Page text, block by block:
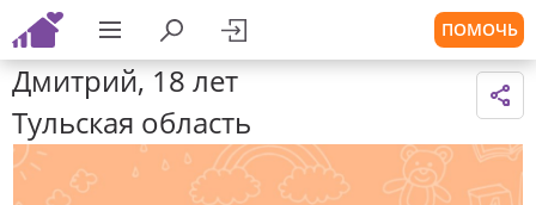
ПОМОЧЬ
Дмитрий, 18 лет
Тульская область